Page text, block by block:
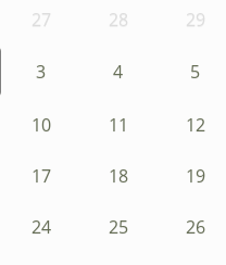
27 28 29
3 4 5
10 11 12
17 18 19
24 25 26